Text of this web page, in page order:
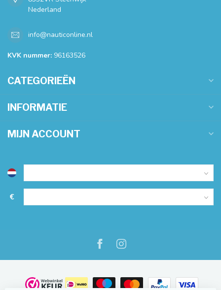
Nederland
info@nauticonline.nl
KVK nummer: 96163526
CATEGORIEËN
INFORMATIE
MIJN ACCOUNT
€